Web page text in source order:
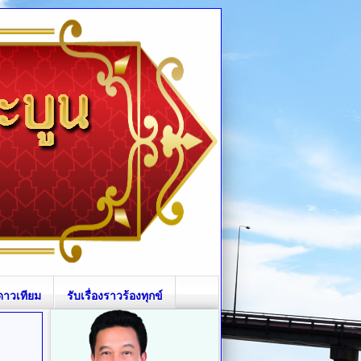
วเทียม รับเรื่องราวร้องทุกข์